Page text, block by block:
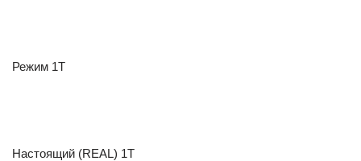
Режим 1Т
Настоящий (REAL) 1T